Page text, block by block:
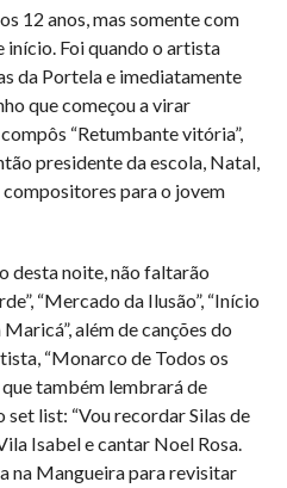
12 anos, mas somente com
início. Foi quando o artista
da Portela e imediatamente
que começou a virar
“Retumbante vitória”,
presidente da escola, Natal,
para o jovem
desta noite, não faltarão
“Mercado da Ilusão”, “Início
além de canções do
“Monarco de Todos os
também lembrará de
set list: “Vou recordar Silas de
Isabel e cantar Noel Rosa.
na Mangueira para revisitar